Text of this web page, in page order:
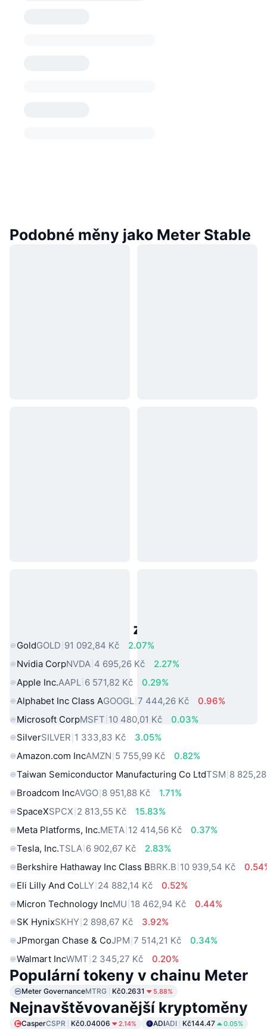
Podobné měny jako Meter Stable
Populární aktiva z reálného světa
GoldGOLD 91 092,84 Kč
2.07%
Nvidia CorpNVDA 4 695,26 Kč
2.27%
Apple Inc.AAPL 6 571,82 Kč
0.29%
Alphabet Inc Class AGOOGL 7 444,26 Kč
0.96%
Microsoft CorpMSFT 10 480,01 Kč
0.03%
SilverSILVER 1 333,83 Kč
3.05%
Amazon.com IncAMZN 5 755,99 Kč
0.82%
Taiwan Semiconductor Manufacturing Co LtdTSM 8
Broadcom IncAVGO 8 951,88 Kč
1.71%
SpaceXSPCX 2 813,55 Kč
15.83%
Meta Platforms, Inc.META 12 414,56 Kč
0.37%
Tesla, Inc.TSLA 6 902,67 Kč
2.83%
Berkshire Hathaway Inc Class BBRK.B 10 939,54 Kč
Eli Lilly And CoLLY 24 882,14 Kč
0.52%
Micron Technology IncMU 18 462,94 Kč
0.44%
SK HynixSKHY 2 898,67 Kč
3.92%
JPmorgan Chase & CoJPM 7 514,21 Kč
0.34%
Walmart IncWMT 2 345,27 Kč 0.20%
Populární tokeny v chainu Meter
Meter GovernanceMTRG Kč0.2631 5.88%
Nejnavštěvovanější kryptoměny
CasperCSPR Kč0.04006 2.14% ADIADI Kč144.47 0.05%